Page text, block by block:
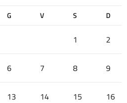
G V S D
1 2
6 7 8 9
13 14 15 16